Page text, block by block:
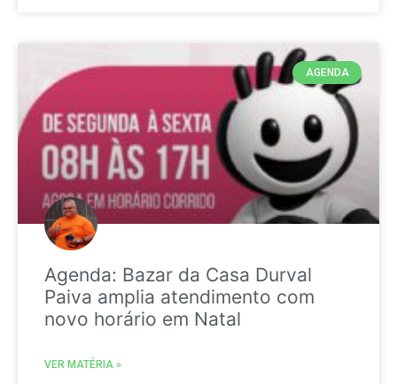
AGENDA
Agenda: Bazar da Casa Durval
Paiva amplia atendimento com
novo horário em Natal
VER MATÉRIA »